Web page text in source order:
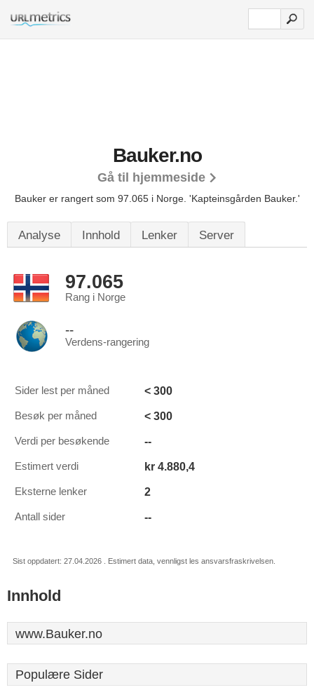
Bauker.no
Gå til hjemmeside
Bauker er rangert som 97.065 i Norge. 'Kapteinsgården Bauker.'
Analyse Innhold Lenker Server
97.065
Rang i Norge
--
Verdens-rangering
Sider lest per måned < 300
Besøk per måned < 300
Verdi per besøkende --
Estimert verdi kr 4.880,4
Eksterne lenker 2
Antall sider --
Sist oppdatert: 27.04.2026 . Estimert data, vennligst les ansvarsfraskrivelsen.
Innhold
www.Bauker.no
Populære Sider